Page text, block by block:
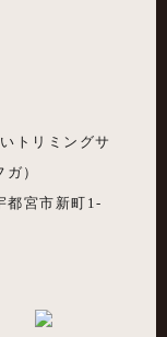
トリミングサ
）
宮市新町1-